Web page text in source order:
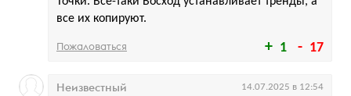
1 17
все их копируют.
Пожаловаться
Неизвестный 14.07.2025 в 12:54